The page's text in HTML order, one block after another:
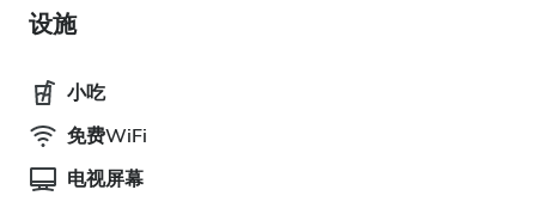
设施
小吃
免费WiFi
电视屏幕